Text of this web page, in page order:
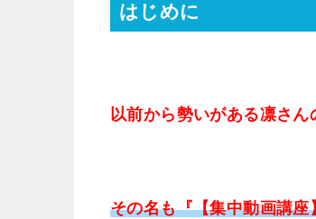
はじめに
以前から勢いがある凛さ
その名も『【集中動画講